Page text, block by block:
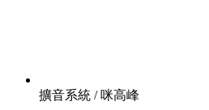
擴音系統 / 咪高峰